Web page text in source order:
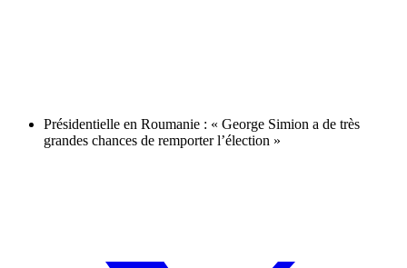
Présidentielle en Roumanie : « George Simion a de très
grandes chances de remporter l’élection »